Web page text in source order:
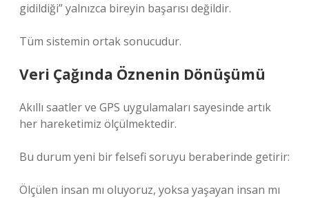
gidildiği” yalnızca bireyin başarısı değildir.
Tüm sistemin ortak sonucudur.
Veri Çağında Öznenin Dönüşümü
Akıllı saatler ve GPS uygulamaları sayesinde artık
her hareketimiz ölçülmektedir.
Bu durum yeni bir felsefi soruyu beraberinde getirir:
Ölçülen insan mı oluyoruz, yoksa yaşayan insan mı